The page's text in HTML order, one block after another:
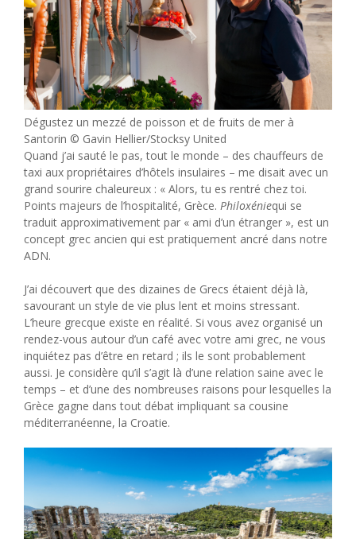
Dégustez un mezzé de poisson et de fruits de mer à
Santorin © Gavin Hellier/Stocksy United
Quand j’ai sauté le pas, tout le monde – des chauffeurs de
taxi aux propriétaires d’hôtels insulaires – me disait avec un
grand sourire chaleureux : « Alors, tu es rentré chez toi.
Points majeurs de l’hospitalité, Grèce. Philoxéniequi se
traduit approximativement par « ami d’un étranger », est un
concept grec ancien qui est pratiquement ancré dans notre
ADN.
J’ai découvert que des dizaines de Grecs étaient déjà là,
savourant un style de vie plus lent et moins stressant.
L’heure grecque existe en réalité. Si vous avez organisé un
rendez-vous autour d’un café avec votre ami grec, ne vous
inquiétez pas d’être en retard ; ils le sont probablement
aussi. Je considère qu’il s’agit là d’une relation saine avec le
temps – et d’une des nombreuses raisons pour lesquelles la
Grèce gagne dans tout débat impliquant sa cousine
méditerranéenne, la Croatie.